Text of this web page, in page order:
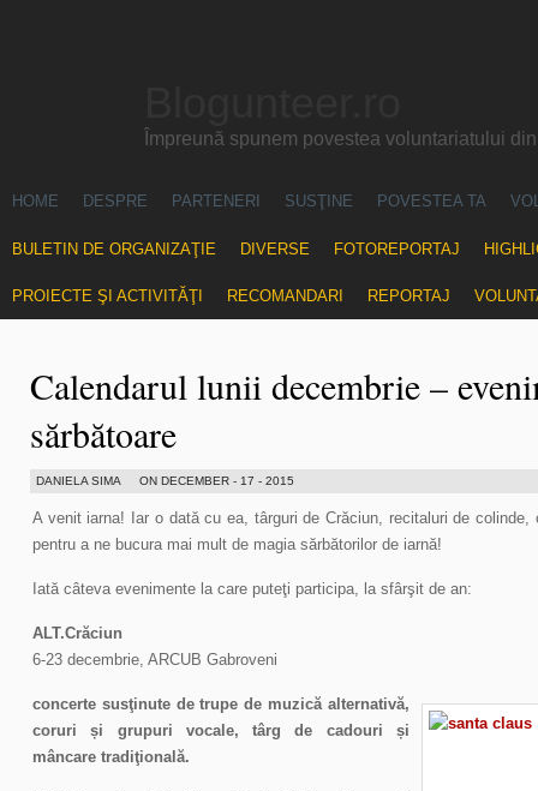
Împreună spunem povestea voluntariatului
HOME DESPRE PARTENERI SUSŢINE POVESTEA TA
BULETIN DE ORGANIZAŢIE DIVERSE FOTOREPORTAJ
PROIECTE ŞI ACTIVITĂŢI RECOMANDARI REPORTAJ
Calendarul lunii decembrie –
sărbătoare
DANIELA SIMA ON DECEMBER - 17 - 2015
A venit iarna! Iar o dată cu ea, târguri de Crăciun, recitaluri de colinde,
pentru a ne bucura mai mult de magia sărbătorilor de iarnă!
Iată câteva evenimente la care puteţi participa, la sfârşit de an:
ALT.Crăciun
6-23 decembrie, ARCUB Gabroveni
concerte susţinute de trupe de muzică alternativă,
coruri și grupuri vocale, târg de cadouri și
mâncare tradiţională.